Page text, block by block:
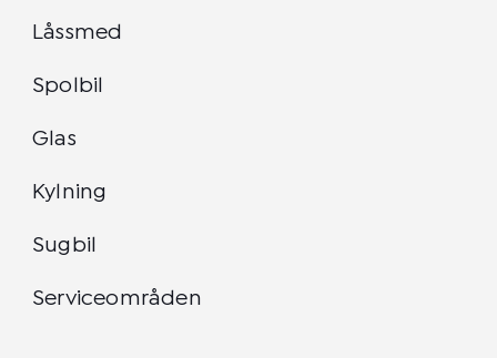
Låssmed
Spolbil
Glas
Kylning
Sugbil
Serviceområden